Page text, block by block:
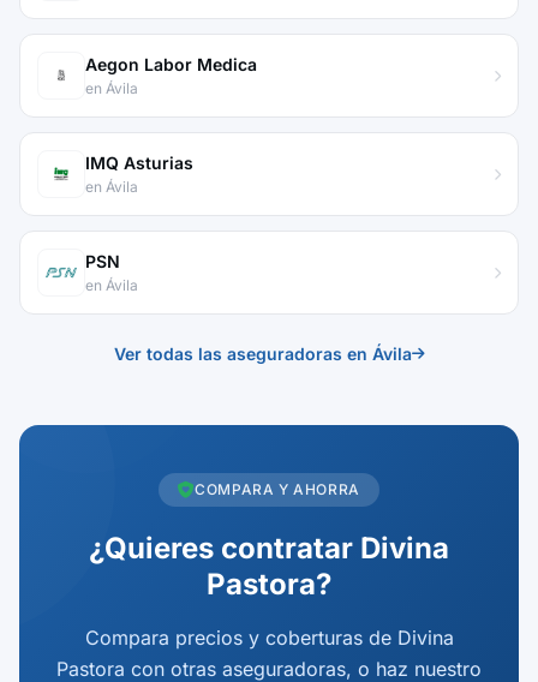
Aegon Labor Medica
en Ávila
IMQ Asturias
en Ávila
PSN
en Ávila
Ver todas las aseguradoras en Ávila
COMPARA Y AHORRA
¿Quieres contratar Divina
Pastora?
Compara precios y coberturas de Divina
Pastora con otras aseguradoras, o haz nuestro